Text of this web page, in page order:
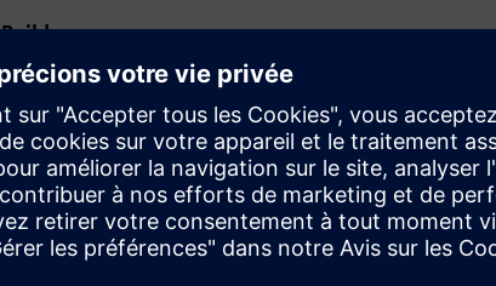
Build
Élargit le champ d'utilisation ou s'appuie sur un produit
ou une solution Siemens Xcelerator en créant un nouveau
produit, ou crée une nouvelle solution client via
l'intégration du produit Siemens Xcelerator et de son
propre produit